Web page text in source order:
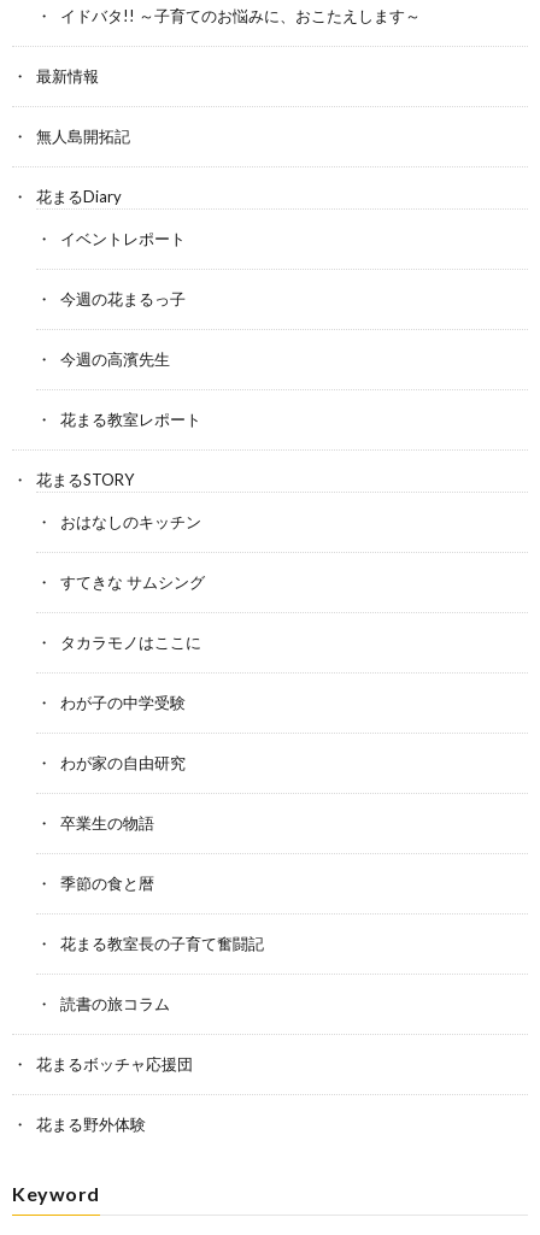
イドバタ!! ～子育てのお悩みに、おこたえします～
最新情報
無人島開拓記
花まるDiary
イベントレポート
今週の花まるっ子
今週の高濱先生
花まる教室レポート
花まるSTORY
おはなしのキッチン
すてきな サムシング
タカラモノはここに
わが子の中学受験
わが家の自由研究
卒業生の物語
季節の食と暦
花まる教室長の子育て奮闘記
読書の旅コラム
花まるボッチャ応援団
花まる野外体験
Keyword